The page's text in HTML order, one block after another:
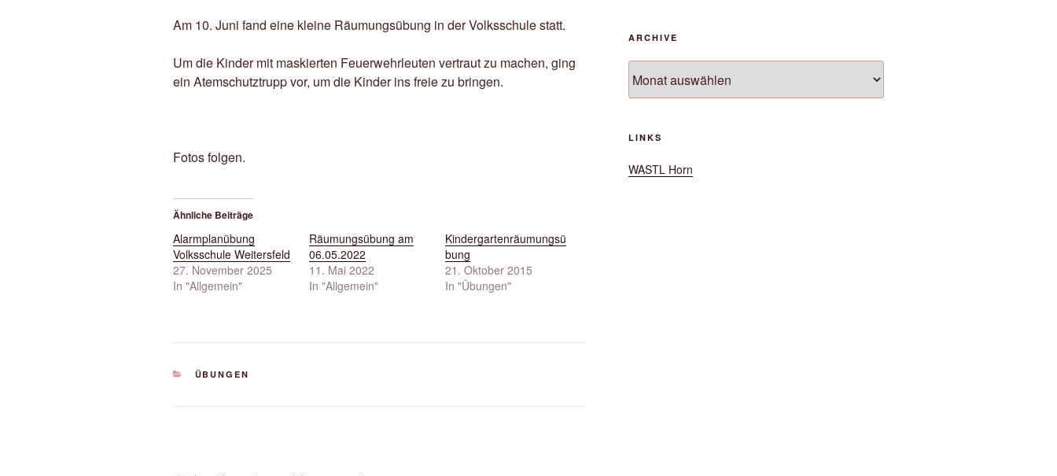
Am 10. Juni fand eine kleine Räumungsübung in der Volksschule statt.
Um die Kinder mit maskierten Feuerwehrleuten vertraut zu machen, ging
ein Atemschutztrupp vor, um die Kinder ins freie zu bringen.
Fotos folgen.
Ähnliche Beiträge
Alarmplanübung
Volksschule Weitersfeld
27. November 2025
In "Allgemein"
Räumungsübung am
06.05.2022
11. Mai 2022
In "Allgemein"
Kindergartenräumungsü
bung
21. Oktober 2015
In "Übungen"
KATEGORIEN
ÜBUNGEN
ARCHIVE
LINKS
WASTL Horn